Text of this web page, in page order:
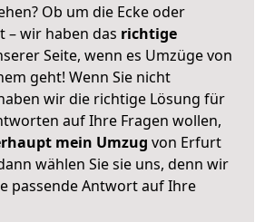
Ob um die Ecke oder
– wir haben das richtige
Seite, wenn es Umzüge von
geht! Wenn Sie nicht
wir die richtige Lösung für
auf Ihre Fragen wollen,
mein Umzug von Erfurt
wählen Sie sie uns, denn wir
passende Antwort auf Ihre